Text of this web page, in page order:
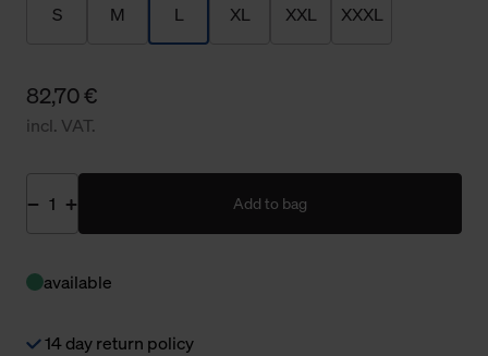
S M L XL XXL XXXL
82,70 €
incl. VAT.
Add to bag
available
14 day return policy